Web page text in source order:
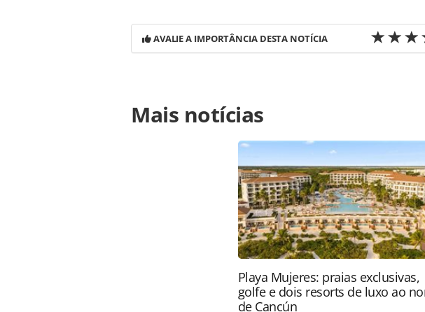
AVALIE A IMPORTÂNCIA DESTA NOTÍCIA
https://www.panrotas.com.br/noticia-turismo/
curse-tera-queda-de-21-metros-conheca_121213.html
página. Todo o conteúdo produzido pela PANROTAS
brasileira sobre direito autoral. Não reproduza o
PANROTAS Editora (copyright@panrotas.com.br).
Mais notícias
Playa Mujeres: praias exclusivas,
golfe e dois resorts de luxo ao
de Cancún